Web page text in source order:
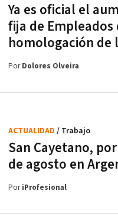
Ya es oficial el
fija de Empleados
homologación de
PorDolores Olveira
San Cayetano,
de agosto en
ACTUALIDAD / Trabajo
PoriProfesional